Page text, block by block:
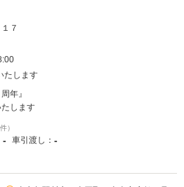
７
:00
たします
年』
します
）
- 車引渡し： -